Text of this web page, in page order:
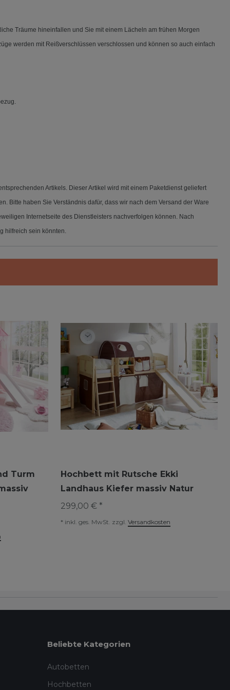
Träume hineinfallen und Sie mit einem Lächeln am frühen Morgen
werden mit Reißverschlüssen verschlossen und können so auch einfach
Artikels. Dieser Artikel wird mit einem Paketdienst geliefert
Bitte haben Sie Verständnis dafür, dass wir nach dem Versand der Ware
Internetseite des Dienstleisters nachverfolgen können. Nach
hilfreich sein könnten.
Turm
Hochbett mit Rutsche Ekki
Landhaus Kiefer massiv Natur
299,00 € *
* inkl. ges. MwSt. zzgl. Versandkosten
Beliebte Kategorien
Autobetten
Hochbetten